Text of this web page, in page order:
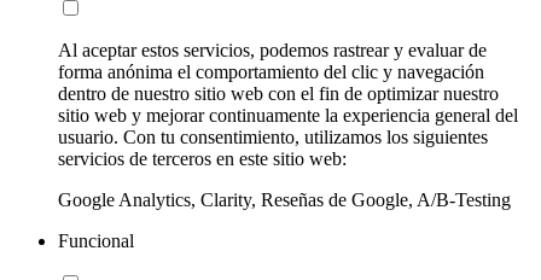
Al aceptar estos servicios, podemos rastrear y evaluar de
forma anónima el comportamiento del clic y navegación
dentro de nuestro sitio web con el fin de optimizar nuestro
sitio web y mejorar continuamente la experiencia general del
usuario. Con tu consentimiento, utilizamos los siguientes
servicios de terceros en este sitio web:
Google Analytics, Clarity, Reseñas de Google, A/B-Testing
Funcional